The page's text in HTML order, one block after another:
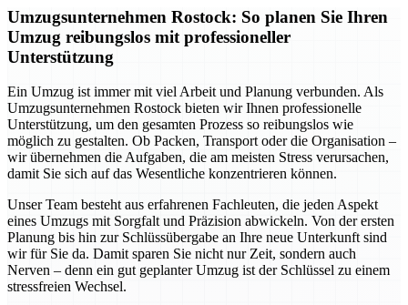
Umzugsunternehmen Rostock: So planen Sie Ihren
Umzug reibungslos mit professioneller
Unterstützung
Ein Umzug ist immer mit viel Arbeit und Planung verbunden. Als
Umzugsunternehmen Rostock bieten wir Ihnen professionelle
Unterstützung, um den gesamten Prozess so reibungslos wie
möglich zu gestalten. Ob Packen, Transport oder die Organisation –
wir übernehmen die Aufgaben, die am meisten Stress verursachen,
damit Sie sich auf das Wesentliche konzentrieren können.
Unser Team besteht aus erfahrenen Fachleuten, die jeden Aspekt
eines Umzugs mit Sorgfalt und Präzision abwickeln. Von der ersten
Planung bis hin zur Schlüssübergabe an Ihre neue Unterkunft sind
wir für Sie da. Damit sparen Sie nicht nur Zeit, sondern auch
Nerven – denn ein gut geplanter Umzug ist der Schlüssel zu einem
stressfreien Wechsel.